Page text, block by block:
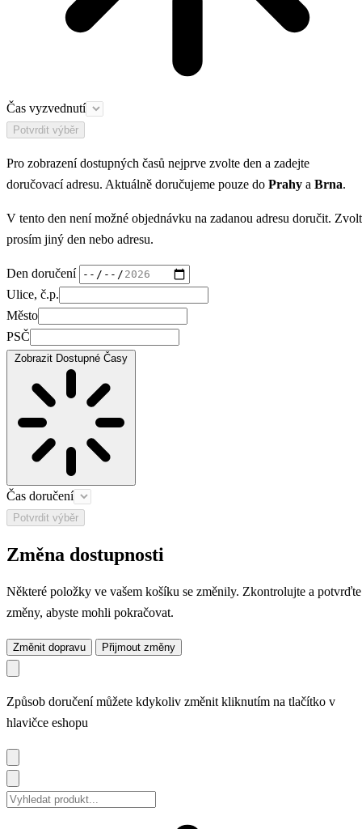
Čas vyzvednutí
Potvrdit výběr
Pro zobrazení dostupných časů nejprve zvolte den a zadejte
doručovací adresu. Aktuálně doručujeme pouze do Prahy a Brna.
V tento den není možné objednávku na zadanou adresu doručit.
prosím jiný den nebo adresu.
Den doručení
Ulice, č.p.
Město
PSČ
Zobrazit Dostupné Časy
Čas doručení
Potvrdit výběr
Změna dostupnosti
Některé položky ve vašem košíku se změnily. Zkontrolujte a potvrďte
změny, abyste mohli pokračovat.
Změnit dopravu Přijmout změny
Způsob doručení můžete kdykoliv změnit kliknutím na tlačítko v
hlavičce eshopu